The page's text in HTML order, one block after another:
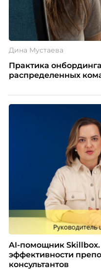
Дина Мустаева
Практика
распределенных
AI-помощник
эффективности
консультантов